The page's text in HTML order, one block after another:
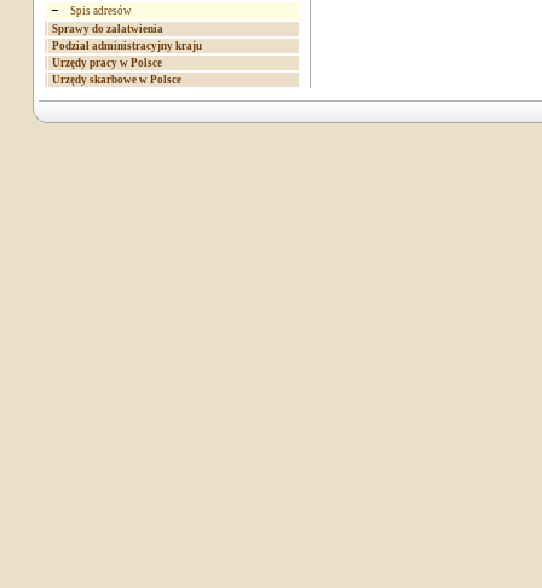
Spis adresów
Sprawy do załatwienia
Podział administracyjny kraju
Urzędy pracy w Polsce
Urzędy skarbowe w Polsce